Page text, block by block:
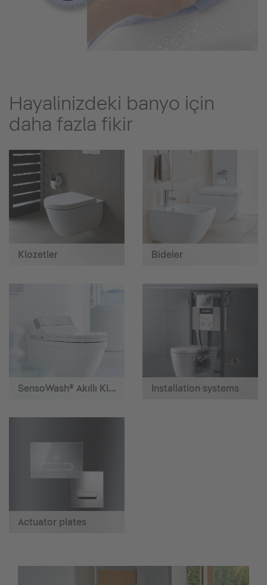
Hayalinizdeki banyo için
daha fazla fikir
Klozetler Bideler
SensoWash® Akıllı Klozetler Installation systems
Actuator plates